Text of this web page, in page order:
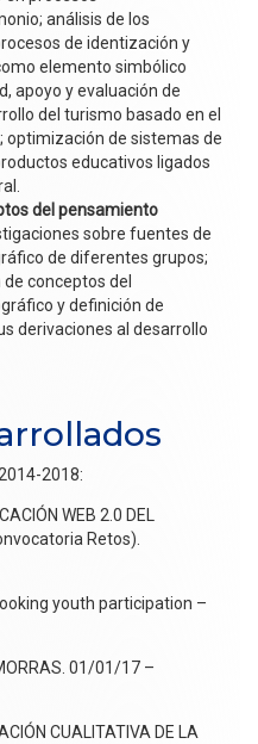
análisis de los
de identización y
elemento simbólico
apoyo y evaluación de
del turismo basado en el
de sistemas de
educativos ligados
del pensamiento
sobre fuentes de
de diferentes grupos;
conceptos del
y definición de
derivaciones al desarrollo
2018:
WEB 2.0 DEL
Retos).
youth participation –
01/01/17 –
CUALITATIVA DE LA